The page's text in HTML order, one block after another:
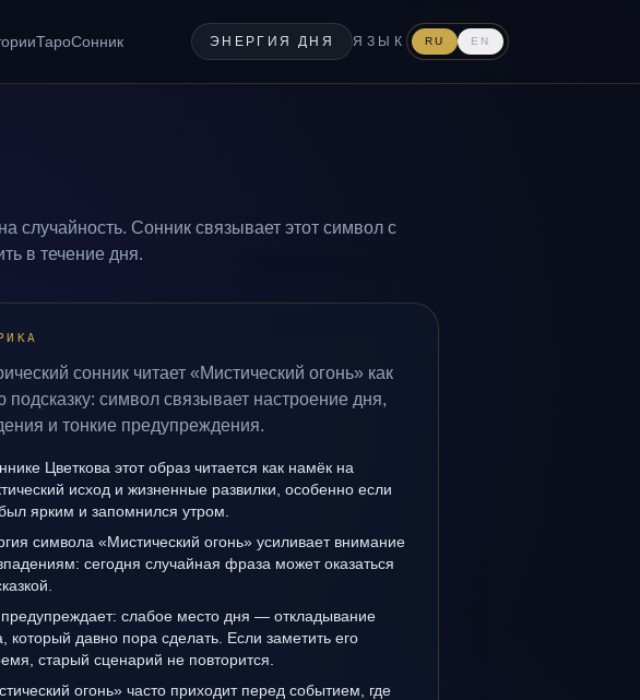
ТароСонник ЭНЕРГИЯ ДНЯ ЯЗЫК RU EN
случайность. Сонник связывает этот символ с
в течение дня.
сонник читает «Мистический огонь» как
подсказку: символ связывает настроение дня,
и тонкие предупреждения.
Цветкова этот образ читается как намёк на
исход и жизненные развилки, особенно если
ярким и запомнился утром.
символа «Мистический огонь» усиливает внимание
сегодня случайная фраза может оказаться
слабое место дня — откладывание
который давно пора сделать. Если заметить его
старый сценарий не повторится.
огонь» часто приходит перед событием, где